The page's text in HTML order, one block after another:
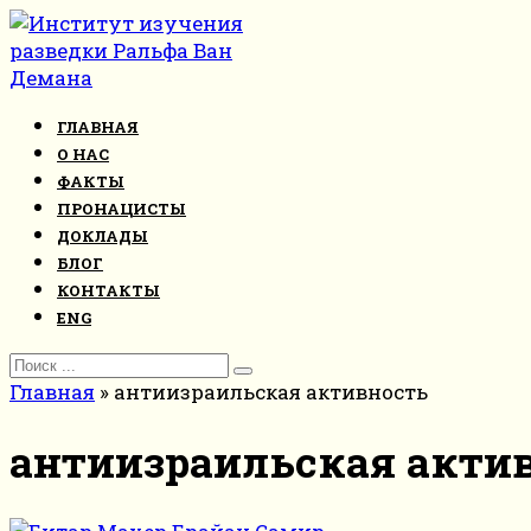
Перейти
к
контенту
ГЛАВНАЯ
О НАС
ФАКТЫ
ПРОНАЦИСТЫ
ДОКЛАДЫ
БЛОГ
КОНТАКТЫ
ENG
Search
for:
Главная » антиизраильская активность
антиизраильская